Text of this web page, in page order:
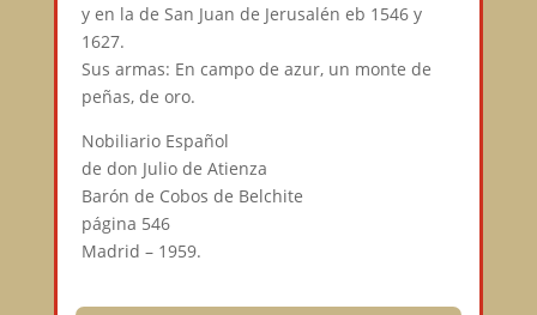
y en la de San Juan de Jerusalén eb 1546 y
1627.
Sus armas: En campo de azur, un monte de
peñas, de oro.
Nobiliario Español
de don Julio de Atienza
Barón de Cobos de Belchite
página 546
Madrid – 1959.